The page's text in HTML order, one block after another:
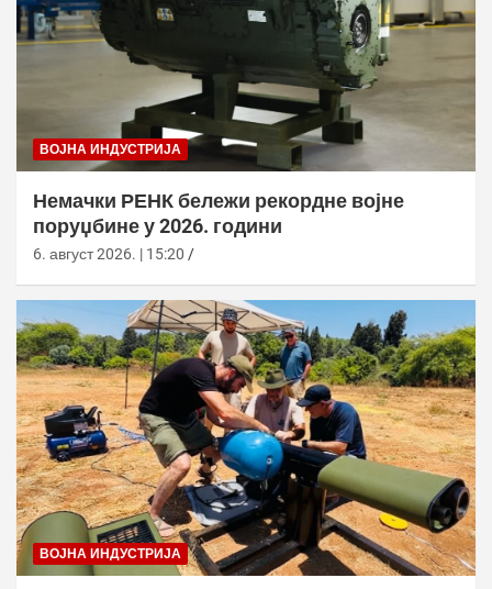
ВОЈНА ИНДУСТРИЈА
Немачки РЕНК бележи рекордне војне
поруџбине у 2026. години
6. август 2026. | 15:20
ВОЈНА ИНДУСТРИЈА